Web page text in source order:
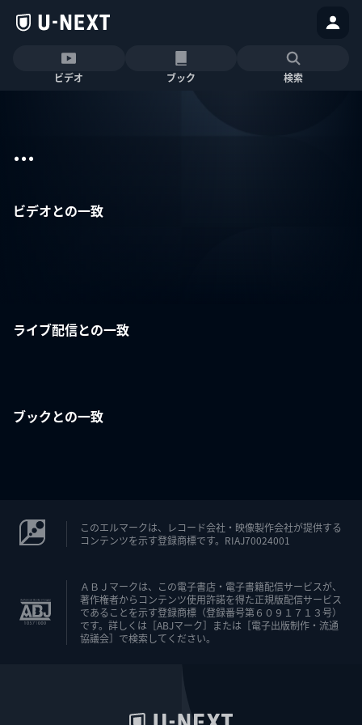
ビデオ ブック 検索
...
ビデオとの一致
ライブ配信との一致
ブックとの一致
このエルマークは、レコード会社・映像製作会社が提供する
コンテンツを示す登録商標です。RIAJ70024001
ＡＢＪマークは、この電子書店・電子書籍配信サービスが、
著作権者からコンテンツ使用許諾を得た正規版配信サービス
であることを示す登録商標（登録番号第６０９１７１３号）
です。詳しくは［ABJマーク］または［電子出版制作・流通
協議会］で検索してください。